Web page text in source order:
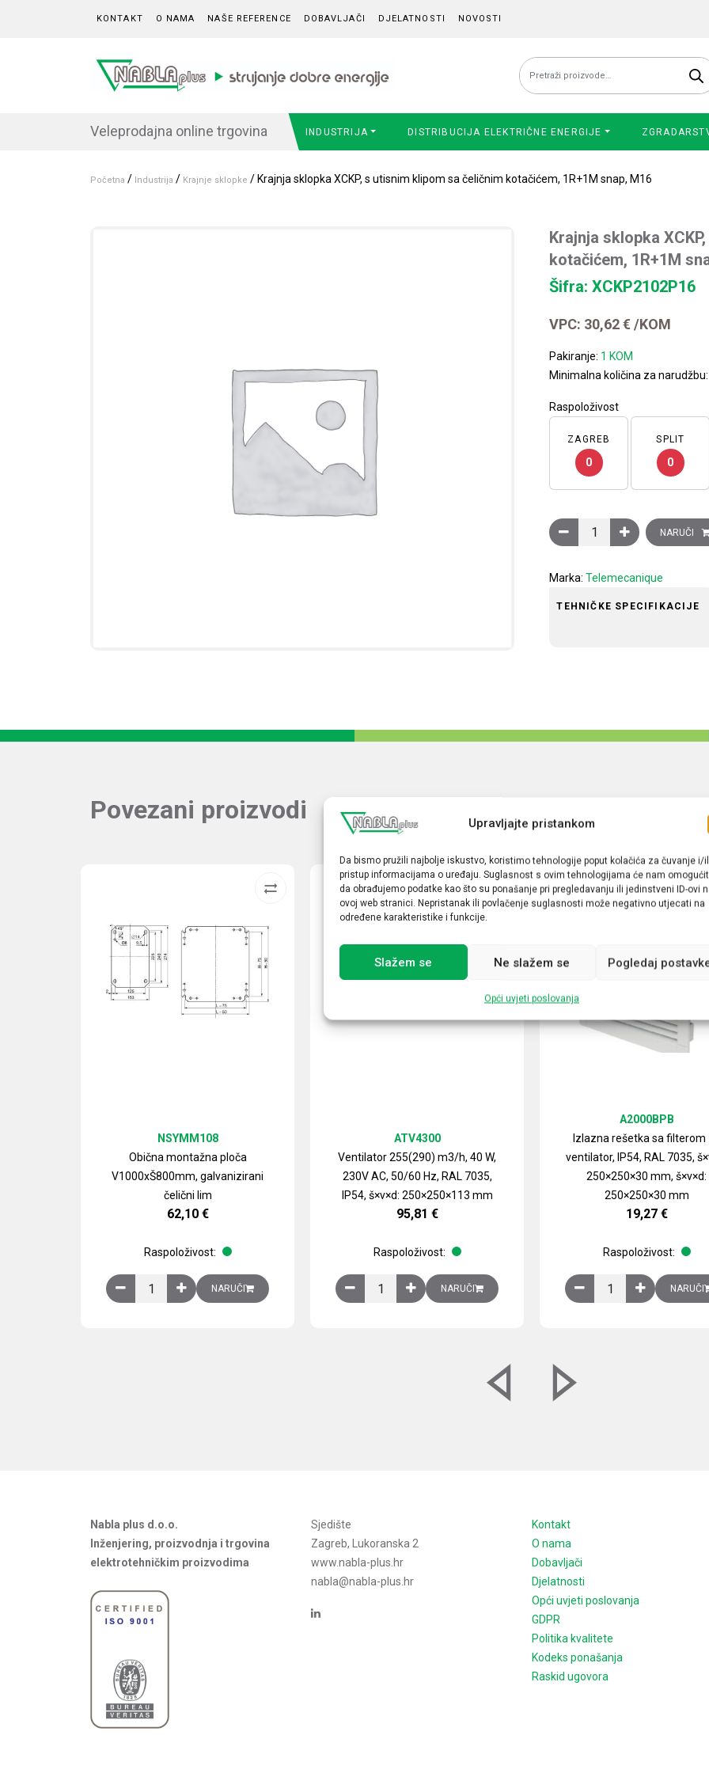
Upravljajte pristankom
Da bismo pružili najbolje iskustvo, koristimo tehnologije poput kolačića za čuvanje i/
pristup informacijama o uređaju. Suglasnost s ovim tehnologijama će nam
da obrađujemo podatke kao što su ponašanje pri pregledavanju ili jedinstveni ID-ovi
ovoj web stranici. Nepristanak ili povlačenje suglasnosti može negativno utjecati na
određene karakteristike i funkcije.
Slažem se Ne slažem se Pogledaj
Opći uvjeti poslovanja
KONTAKT O NAMA NAŠE REFERENCE DOBAVLJAČI DJELATNOSTI NOVOSTI
Pretraži:
Veleprodajna online trgovina INDUSTRIJA DISTRIBUCIJA ELEKTRIČNE ENERGIJE
Početna / Industrija / Krajnje sklopke / Krajnja sklopka XCKP, s utisnim klipom sa čeličnim kotačićem, 1R+1M snap, M16
Krajnja sklopka
kotačićem, 1R+1M
Šifra: XCKP2102P16
VPC: 30,62€ /KOM
Pakiranje: 1 KOM
Minimalna količina za narudžbu:
Raspoloživost
ZAGREB
0
SPLIT
0
Krajnja sklopka XCKP, s
NARUČI
Marka:Telemecanique
TEHNIČKE SPECIFIKACIJE
Povezani proizvodi
Obična montažna ploča
V1000xŠ800mm, galvanizirani
čelični lim
NSYMM108
62,10 €
Raspoloživost:
Obična montažna ploča V1000xŠ800mm, galvanizirani čelični lim količina
NARUČI
Ventilator 255(290) m3/h, 40 W,
230V AC, 50/60 Hz, RAL 7035,
IP54, š×v×d: 250×250×113 mm
ATV4300
95,81 €
Raspoloživost:
Ventilator 255(290) m3/h, 40 W, 230V AC, 50/60 Hz, RAL 7035,
NARUČI
Izlazna rešetka sa filterom
ventilator, IP54, RAL 7035,
250×250×30 mm, š×v×d:
250×250×30 mm
A2000BPB
19,27 €
Raspoloživost:
Izlazna rešetka saNARUČI
Nabla plus d.o.o.
Inženjering, proizvodnja i trgovina
elektrotehničkim proizvodima
Sjedište
Zagreb, Lukoranska 2
www.nabla-plus.hr
nabla@nabla-plus.hr
Kontakt
O nama
Dobavljači
Djelatnosti
Opći uvjeti poslovanja
GDPR
Politika kvalitete
Kodeks ponašanja
Raskid ugovora